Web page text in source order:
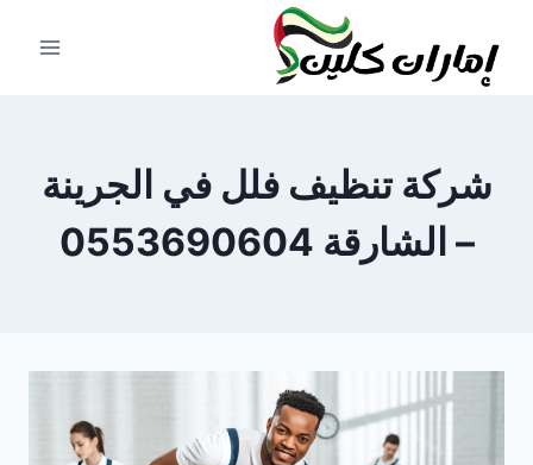
المحتوى
شركة تنظيف فلل في الجرينة
– الشارقة 0553690604